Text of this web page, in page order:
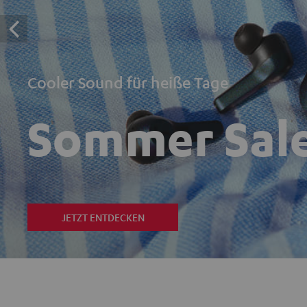
Cooler Sound für heiße Tage
Sommer
JETZT ENTDECKEN